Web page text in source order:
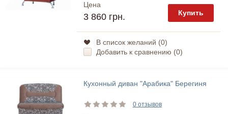
Цена
3 860 грн. Купить
В список желаний (0)
Добавить к сравнению (0)
Кухонный диван "Арабика" Берегиня
0 отзывов